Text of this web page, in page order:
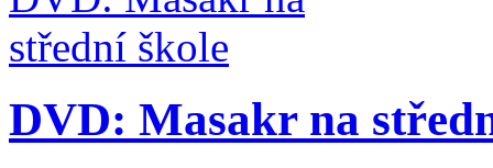
DVD: Masakr na